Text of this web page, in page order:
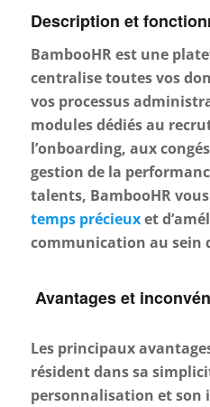
Description et
BambooHR est une
centralise toutes vos
vos processus
modules dédiés au
l’onboarding, aux
gestion de la
talents, BambooHR
temps précieuxet
communication au sein
Avantages et
Les principaux
résident dans sa
personnalisation et son